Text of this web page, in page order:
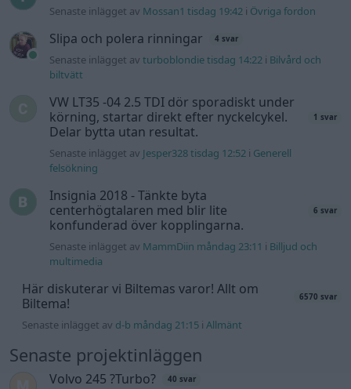
Senaste inlägget av Mossan1 tisdag 19:42 i Övriga fordon
Slipa och polera rinningar 4 svar
Senaste inlägget avturboblondie tisdag 14:22 i Bilvård och
biltvätt
VW LT35 -04 2.5 TDI dör sporadiskt under
körning, startar direkt efter nyckelcykel.
Delar bytta utan resultat.
1 svar
Senaste inlägget av Jesper328 tisdag 12:52 i Generell
felsökning
Insignia 2018 - Tänkte byta
centerhögtalaren med blir lite
konfunderad över kopplingarna.
6 svar
Senaste inlägget av MammDiin måndag 23:11 i Billjud och
multimedia
Här diskuterar vi Biltemas varor! Allt om
Biltema!
6570 svar
Senaste inlägget av d-b måndag 21:15 i Allmänt
Senaste projektinläggen
Volvo 245 ?Turbo? 40 svar